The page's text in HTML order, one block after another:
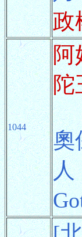
政
1044
阿
陀
奧
人